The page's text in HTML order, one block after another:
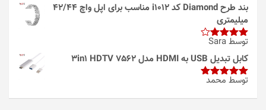
بند طرح Diamond کد i1012 مناسب برای اپل واچ 42/44
میلیمتری
امتیاز4
از 5
توسط Sara
کابل تبدیل USB به HDMI مدل 3in1 HDTV 7562
امتیاز5از
توسط محمد